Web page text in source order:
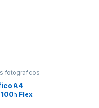
fotograficos
A4
Flex